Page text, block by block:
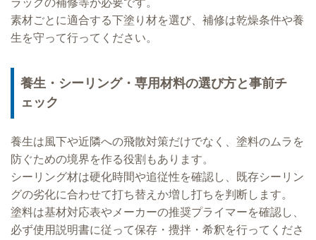
素材ごとに適合する下塗り材を選び、補修は乾燥条件や養
生を守って行ってください。
養生・シーリング・専用材料の選び方と事前チ
ェック
養生は風下や近隣への飛散対策だけでなく、塗料のムラを
防ぐための境界を作る役割もあります。
シーリング材は硬化時間や追従性を確認し、既存シーリン
グの劣化に合わせて打ち替えか増し打ちを判断します。
塗料は基材対応表やメーカーの推奨プライマーを確認し、
必ず使用説明書に従って保存・攪拌・希釈を行ってくださ